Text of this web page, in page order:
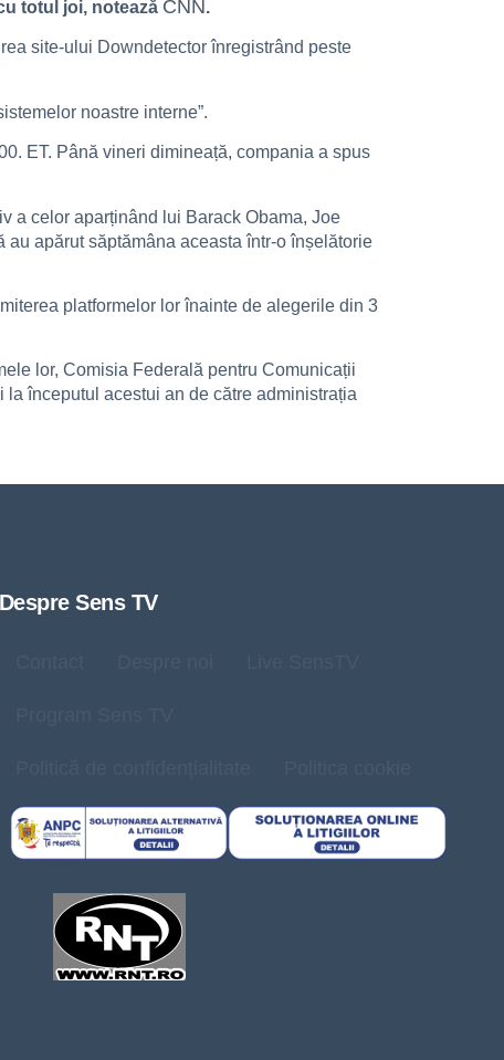
totul joi, notează CNN.
site-ului Downdetector înregistrând peste
noastre interne”.
ET. Până vineri dimineață, compania a spus
a celor aparținând lui Barack Obama, Joe
apărut săptămâna aceasta într-o înșelătorie
platformelor lor înainte de alegerile din 3
lor, Comisia Federală pentru Comunicații
începutul acestui an de către administrația
Despre Sens TV